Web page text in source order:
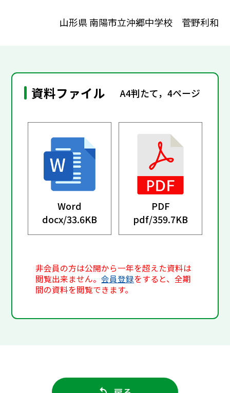
山形県 南陽市立沖郷中学校 菅野利和
資料ファイル A4判たて，4ページ
Word
docx/33.6KB
PDF
pdf/359.7KB
非会員の方は公開から一年を超えた資料は
閲覧出来ません。会員登録をすると、全期
間の資料を閲覧できます。